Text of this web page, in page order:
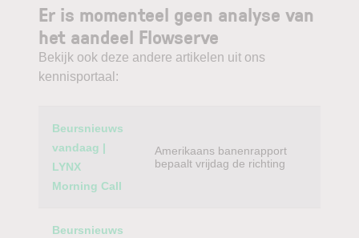
Er is momenteel geen analyse van
het aandeel Flowserve
Bekijk ook deze andere artikelen uit ons
kennisportaal:
Category
Beursnieuws
vandaag |
LYNX
Morning Call
Amerikaans banenrapport
bepaalt vrijdag de richting
Beursnieuws